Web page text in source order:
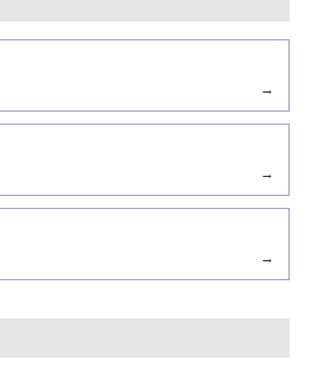
→
→
→